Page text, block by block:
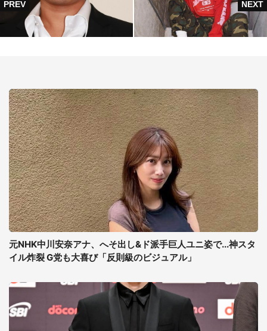
元NHK中川安奈アナ、へそ出し&ド派手巨人ユニ姿で...神スタ
イル炸裂 G党も大喜び「反則級のビジュアル」